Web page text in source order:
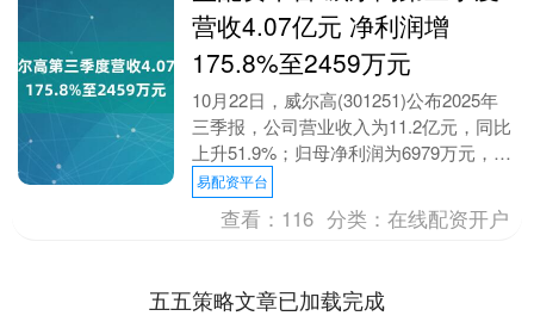
营收4.07亿元 净利润增
175.8%至2459万元
10月22日，威尔高(301251)公布2025年
三季报，公司营业收入为11.2亿元，同比
上升51.9%；归母净利润为6979万元，同
比上升48.1%；扣非归母....
易配资平台
查看： 116 分类：在线配资开户
五五策略文章已加载完成